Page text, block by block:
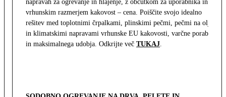
napravah za ogrevanje in hlajenje, z občutkom za uporabnika in z
vrhunskim razmerjem kakovost – cena. Poiščite svojo idealno
rešitev med toplotnimi črpalkami, plinskimi pečmi, pečmi na olje
in klimatskimi napravami vrhunske EU kakovosti, varčne porabe
in maksimalnega udobja. Odkrijte več TUKAJ.